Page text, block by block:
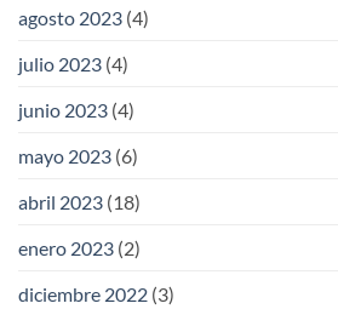
agosto 2023 (4)
julio 2023 (4)
junio 2023 (4)
mayo 2023 (6)
abril 2023 (18)
enero 2023 (2)
diciembre 2022 (3)